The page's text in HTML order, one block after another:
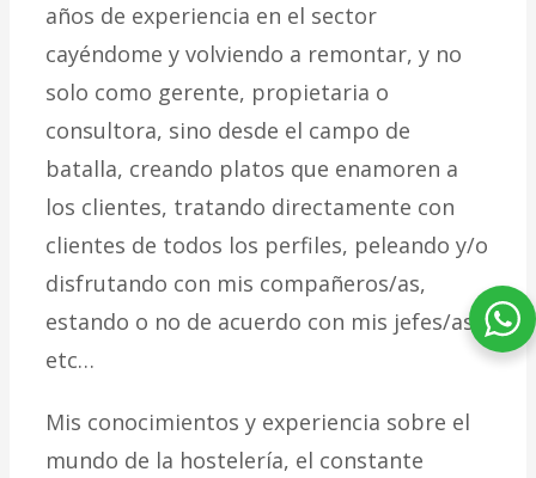
años de experiencia en el sector
cayéndome y volviendo a remontar, y no
solo como gerente, propietaria o
consultora, sino desde el campo de
batalla, creando platos que enamoren a
los clientes, tratando directamente con
clientes de todos los perfiles, peleando y/o
disfrutando con mis compañeros/as,
estando o no de acuerdo con mis jefes/as,
etc…
Mis conocimientos y experiencia sobre el
mundo de la hostelería, el constante